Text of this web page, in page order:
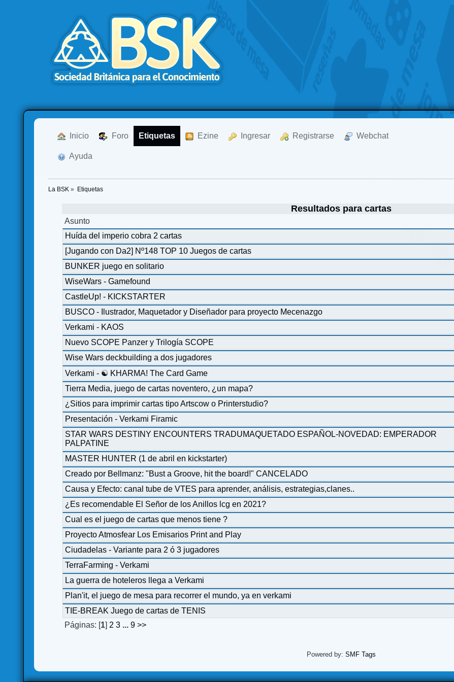
Inicio Foro Etiquetas Ezine Ingresar Registrarse Webchat
Ayuda
La BSK » Etiquetas
Resultados para cartas
Asunto
Huída del imperio cobra 2 cartas
[Jugando con Da2] Nº148 TOP 10 Juegos de cartas
BUNKER juego en solitario
WiseWars - Gamefound
CastleUp! - KICKSTARTER
BUSCO - Ilustrador, Maquetador y Diseñador para proyecto Mecenazgo
Verkami - KAOS
Nuevo SCOPE Panzer y Trilogía SCOPE
Wise Wars deckbuilding a dos jugadores
Verkami - ☯ KHARMA! The Card Game
Tierra Media, juego de cartas noventero, ¿un mapa?
¿Sitios para imprimir cartas tipo Artscow o Printerstudio?
Presentación - Verkami Firamic
STAR WARS DESTINY ENCOUNTERS TRADUMAQUETADO ESPAÑOL-NOVEDAD: EMPERADOR
PALPATINE
MASTER HUNTER (1 de abril en kickstarter)
Creado por Bellmanz: "Bust a Groove, hit the board!" CANCELADO
Causa y Efecto: canal tube de VTES para aprender, análisis, estrategias,clanes..
¿Es recomendable El Señor de los Anillos lcg en 2021?
Cual es el juego de cartas que menos tiene ?
Proyecto Atmosfear Los Emisarios Print and Play
Ciudadelas - Variante para 2 ó 3 jugadores
TerraFarming - Verkami
La guerra de hoteleros llega a Verkami
Plan'it, el juego de mesa para recorrer el mundo, ya en verkami
TIE-BREAK Juego de cartas de TENIS
Páginas: [1] 2 3 ...9 >>
Powered by: SMF Tags